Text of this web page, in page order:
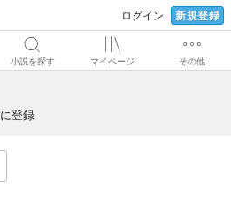
ログイン 新規登録
小説を探す マイページ その他
に登録